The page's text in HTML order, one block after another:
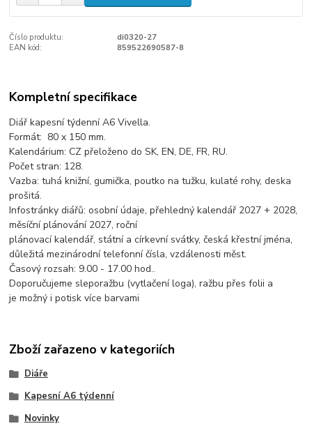
Číslo produktu:
di0320-27
EAN kód:
859522690587-8
Kompletní specifikace
Diář kapesní týdenní A6 Vivella.
Formát: 80 x 150 mm.
Kalendárium: CZ přeloženo do SK, EN, DE, FR, RU.
Počet stran: 128.
Vazba: tuhá knižní, gumička, poutko na tužku, kulaté rohy, deska
prošitá.
Infostránky diářů: osobní údaje, přehledný kalendář 2027 + 2028,
měsíční plánování 2027, roční
plánovací kalendář, státní a církevní svátky, česká křestní jména,
důležitá mezinárodní telefonní čísla, vzdálenosti měst.
Časový rozsah: 9.00 - 17.00 hod..
Doporučujeme sleporažbu (vytlačení loga), ražbu přes folii a
je možný i potisk více barvami
Zboží zařazeno v kategoriích
Diáře
Kapesní A6 týdenní
Novinky